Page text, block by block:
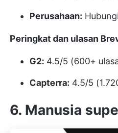
Perusahaan:
Peringkat dan ulasan
G2: 4.5/5 (600+
Capterra: 4.5/5
6. Manusia